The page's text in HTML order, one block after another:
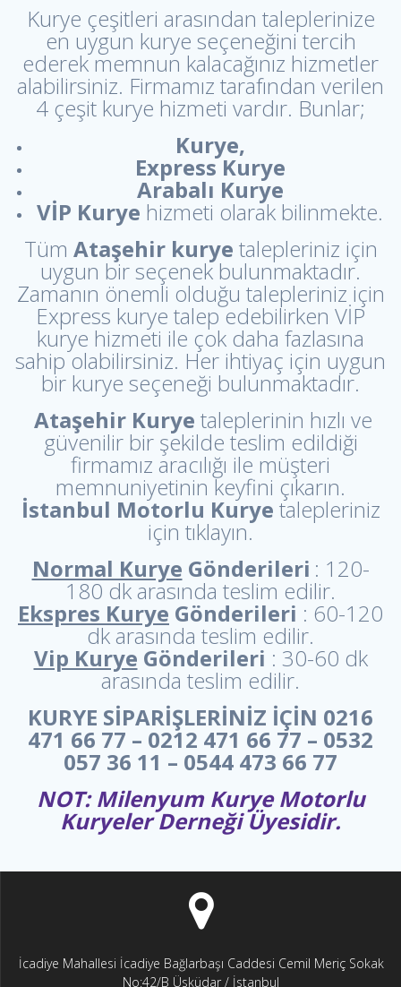
Kurye çeşitleri arasından taleplerinize
en uygun kurye seçeneğini tercih
ederek memnun kalacağınız hizmetler
alabilirsiniz. Firmamız tarafından verilen
4 çeşit kurye hizmeti vardır. Bunlar;
Kurye,
Express Kurye
Arabalı Kurye
VİP Kurye hizmeti olarak bilinmekte.
Tüm Ataşehir kurye talepleriniz için
uygun bir seçenek bulunmaktadır.
Zamanın önemli olduğu talepleriniz için
Express kurye talep edebilirken VİP
kurye hizmeti ile çok daha fazlasına
sahip olabilirsiniz. Her ihtiyaç için uygun
bir kurye seçeneği bulunmaktadır.
Ataşehir Kurye taleplerinin hızlı ve
güvenilir bir şekilde teslim edildiği
firmamız aracılığı ile müşteri
memnuniyetinin keyfini çıkarın.
İstanbul Motorlu Kurye talepleriniz
için tıklayın.
Normal Kurye Gönderileri : 120-
180 dk arasında teslim edilir.
Ekspres Kurye Gönderileri : 60-120
dk arasında teslim edilir.
Vip Kurye Gönderileri : 30-60 dk
arasında teslim edilir.
KURYE SİPARİŞLERİNİZ İÇİN 0216
471 66 77 – 0212 471 66 77 – 0532
057 36 11 – 0544 473 66 77
NOT: Milenyum Kurye Motorlu
Kuryeler Derneği Üyesidir.
İcadiye Mahallesi İcadiye Bağlarbaşı Caddesi Cemil Meriç Sokak
No:42/B Üsküdar / İstanbul